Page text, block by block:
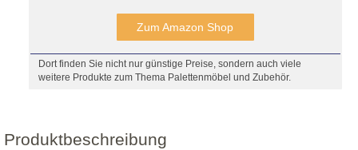
Zum Amazon Shop
Dort finden Sie nicht nur günstige Preise, sondern auch viele
weitere Produkte zum Thema Palettenmöbel und Zubehör.
Produktbeschreibung